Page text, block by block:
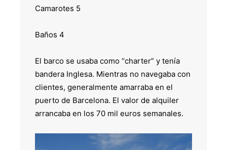
Camarotes 5
Baños 4
El barco se usaba como “charter” y tenía
bandera Inglesa. Mientras no navegaba con
clientes, generalmente amarraba en el
puerto de Barcelona. El valor de alquiler
arrancaba en los 70 mil euros semanales.